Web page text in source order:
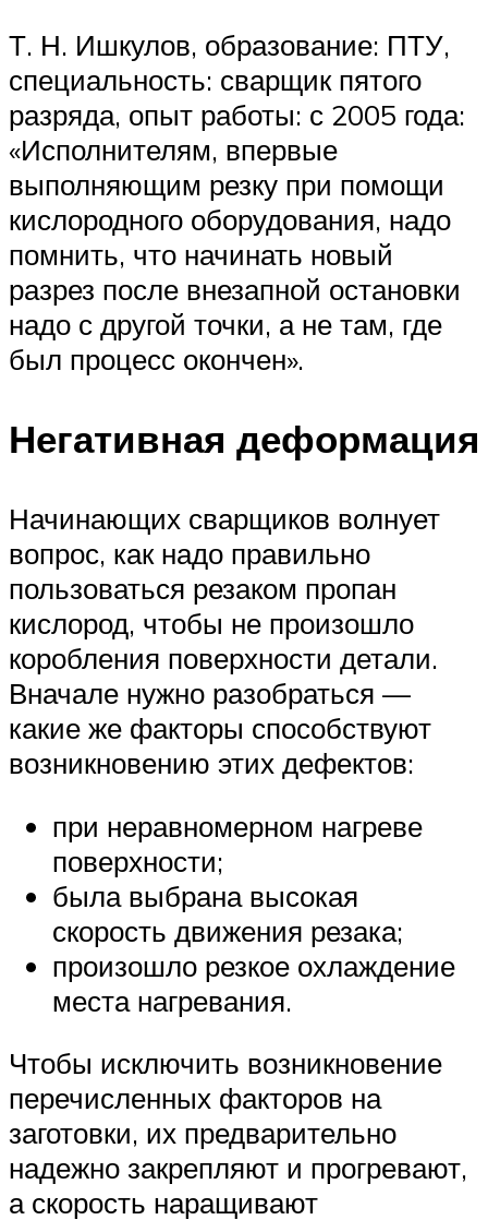
Т. Н. Ишкулов, образование: ПТУ,
специальность: сварщик пятого
разряда, опыт работы: с 2005 года:
«Исполнителям, впервые
выполняющим резку при помощи
кислородного оборудования, надо
помнить, что начинать новый
разрез после внезапной остановки
надо с другой точки, а не там, где
был процесс окончен».
Негативная деформация
Начинающих сварщиков волнует
вопрос, как надо правильно
пользоваться резаком пропан
кислород, чтобы не произошло
коробления поверхности детали.
Вначале нужно разобраться —
какие же факторы способствуют
возникновению этих дефектов:
при неравномерном нагреве
поверхности;
была выбрана высокая
скорость движения резака;
произошло резкое охлаждение
места нагревания.
Чтобы исключить возникновение
перечисленных факторов на
заготовки, их предварительно
надежно закрепляют и прогревают,
а скорость наращивают